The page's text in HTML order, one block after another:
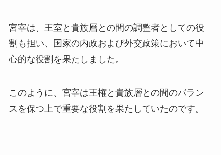
宮宰は、王室と貴族層との間の調整者としての役
割も担い、国家の内政および外交政策において中
心的な役割を果たしました。
このように、宮宰は王権と貴族層との間のバラン
スを保つ上で重要な役割を果たしていたのです。